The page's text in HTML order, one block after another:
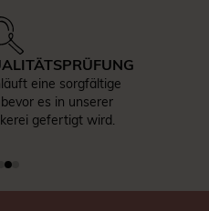
eine sorgfältige
es in unserer
gefertigt wird.